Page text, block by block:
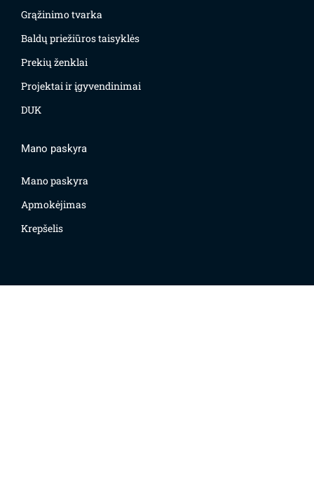
Grąžinimo tvarka
Baldų priežiūros taisyklės
Prekių ženklai
Projektai ir įgyvendinimai
DUK
Mano paskyra
Mano paskyra
Apmokėjimas
Krepšelis